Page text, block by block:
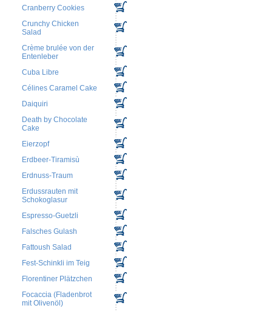
Cranberry Cookies
Crunchy Chicken
Salad
Crème brulée von der
Entenleber
Cuba Libre
Célines Caramel Cake
Daiquiri
Death by Chocolate
Cake
Eierzopf
Erdbeer-Tiramisù
Erdnuss-Traum
Erdussrauten mit
Schokoglasur
Espresso-Guetzli
Falsches Gulash
Fattoush Salad
Fest-Schinkli im Teig
Florentiner Plätzchen
Focaccia (Fladenbrot
mit Olivenöl)